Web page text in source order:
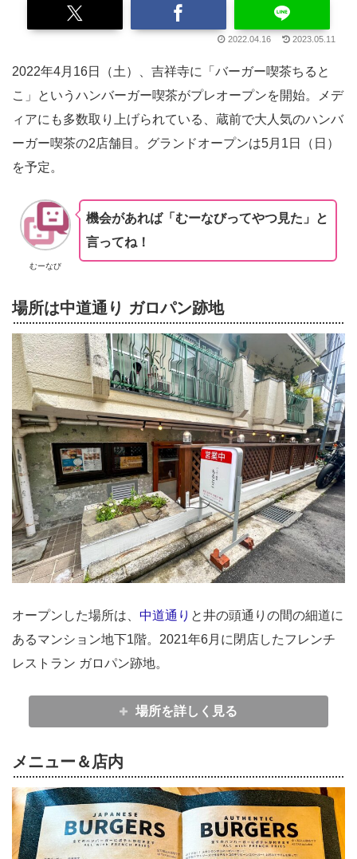
2022.04.16 2023.05.11
2022年4月16日（土）、吉祥寺に「バーガー喫茶ちると
こ」というハンバーガー喫茶がプレオープンを開始。メデ
ィアにも多数取り上げられている、蔵前で大人気のハンバ
ーガー喫茶の2店舗目。グランドオープンは5月1日（日）
を予定。
むーなび
機会があれば「むーなびってやつ見た」と
言ってね！
場所は中道通り ガロパン跡地
オープンした場所は、 中道通り と井の頭通りの間の細道に
あるマンション地下1階。2021年6月に閉店したフレンチ
レストラン ガロパン跡地。
場所を詳しく見る
メニュー＆店内